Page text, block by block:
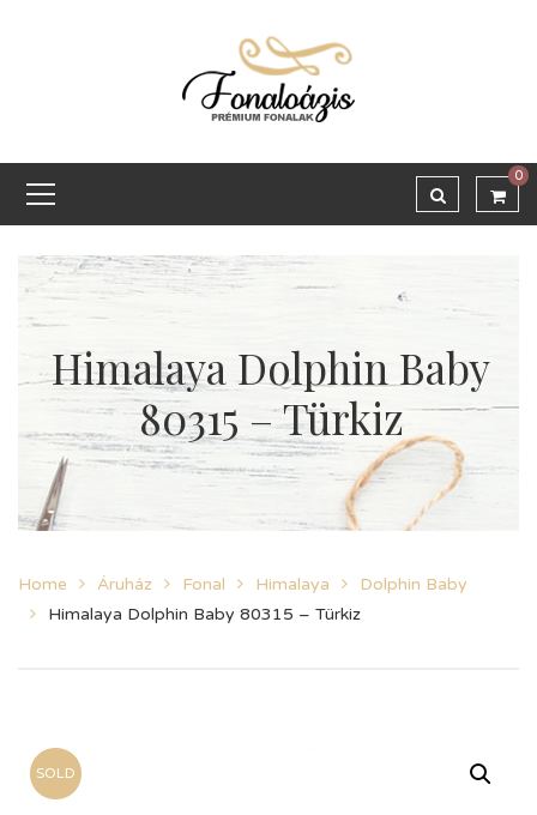
0
Himalaya Dolphin Baby
80315 – Türkiz
Home Áruház Fonal Himalaya
Dolphin Baby
Himalaya Dolphin Baby 80315 – Türkiz
SOLD